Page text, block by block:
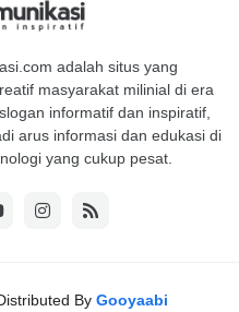
adalah situs yang
masyarakat milinial di era
informatif dan inspiratif,
arus informasi dan edukasi di
yang cukup pesat.
By Gooyaabi